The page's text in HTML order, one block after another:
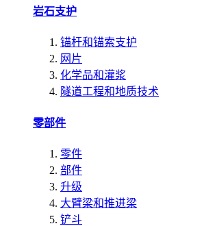
岩石支护
锚杆和锚索支护
网片
化学品和灌浆
隧道工程和地质技术
零部件
零件
部件
升级
大臂梁和推进梁
铲斗